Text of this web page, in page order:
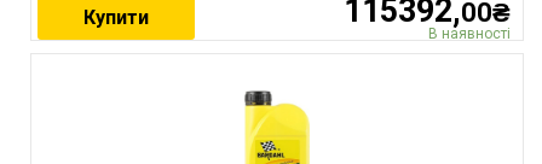
115392,00₴
В наявності
Купити